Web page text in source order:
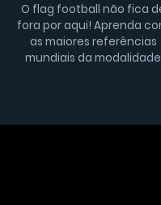
O flag football não fica
fora por aqui! Aprenda
as maiores referências
mundiais da modalidade